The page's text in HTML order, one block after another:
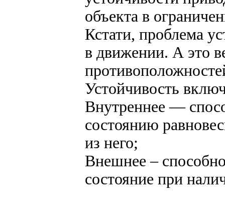
объекта в
Кстати, проблема
в движении. А это
Устойчивость
Внутреннее —
состоянию
из него;
Внешнее –
состояние при